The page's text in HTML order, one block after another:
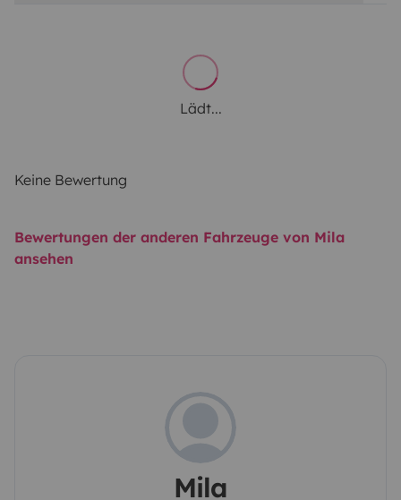
Lädt...
Keine Bewertung
Bewertungen der anderen Fahrzeuge von Mila
ansehen
Mila